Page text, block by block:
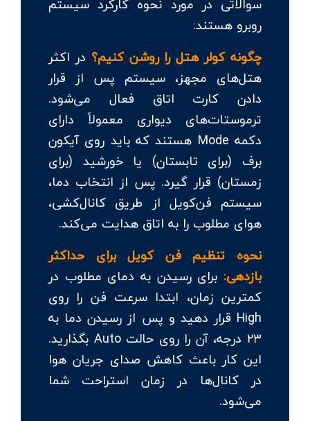
سوالاتی در مورد نحوه کارکرد سیستم
روبرو هستند:
چگونه کولر هتل را روشن کنیم؟ در اکثر
هتل‌های مجهز، سیستم پس از قرار
دادن کارت اتاق فعال می‌شود.
ترموستات‌های دیواری معمولاً دارای
دکمه Mode هستند که باید روی آیکون
برف (برای تابستان) یا خورشید (برای
زمستان) قرار گیرد. پس از انتخاب دما،
سیستم فن‌کویل از طریق کانال‌کشی،
هوای مطلوب را به اتاق هدایت می‌کند.
نحوه تنظیم فن کویل برای حداکثر
بازدهی: برای رسیدن به دمای مطلوب در
کمترین زمان، ابتدا سرعت فن را روی
High قرار دهید و پس از رسیدن دما به
۲۳ درجه، آن را روی حالت Auto بگذارید.
این کار باعث کاهش صدای جریان هوا
در کانال‌ها در زمان استراحت شما
می‌شود.